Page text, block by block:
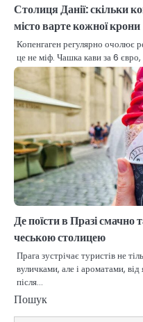
Столиця Данії: скільки
місто варте кожної крони
Копенгаген регулярно очолює
це не міф. Чашка кави за 6 євро,
Де поїсти в Празі смачно
чеською столицею
Прага зустрічає туристів не
вуличками, але і ароматами,
після…
Пошук